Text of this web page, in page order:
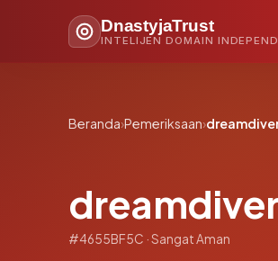
DnastyjaTrust
INTELIJEN DOMAIN
Beranda›Pemeriksaan›
#4655BF5C · Sangat Aman